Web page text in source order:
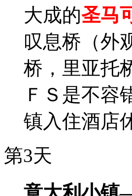
大成的圣马
叹息桥（外
桥，里亚托
ＦＳ是不容
镇入住酒店
第3天